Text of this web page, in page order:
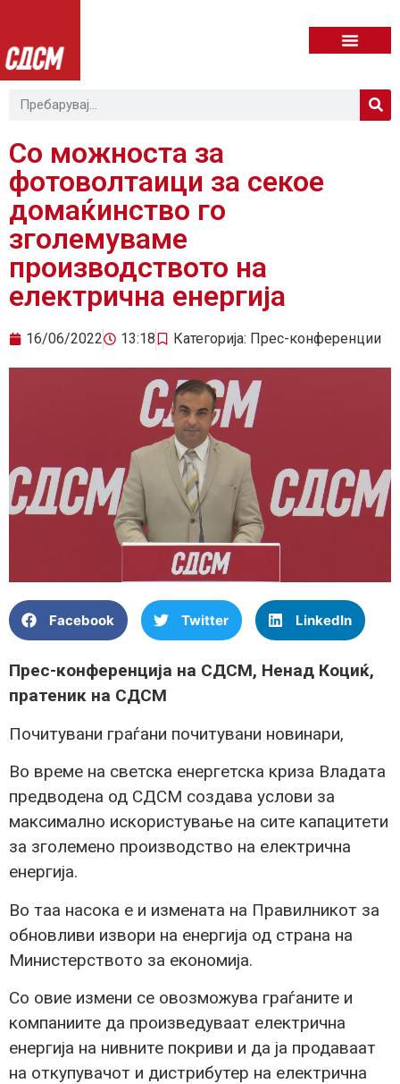
Со можноста за
фотоволтаици за секое
домаќинство го
зголемуваме
производството на
електрична енергија
16/06/2022 13:18 Категорија: Прес-конференции
Facebook Twitter LinkedIn
Прес-конференција на СДСМ, Ненад Коциќ,
пратеник на СДСМ
Почитувани граѓани почитувани новинари,
Во време на светска енергетска криза Владата
предводена од СДСМ создава услови за
максимално искористување на сите капацитети
за зголемено производство на електрична
енергија.
Во таа насока е и измената на Правилникот за
обновливи извори на енергија од страна на
Министерството за економија.
Со овие измени се овозможува граѓаните и
компаниите да произведуваат електрична
енергија на нивните покриви и да ја продаваат
на откупувачот и дистрибутер на електрична